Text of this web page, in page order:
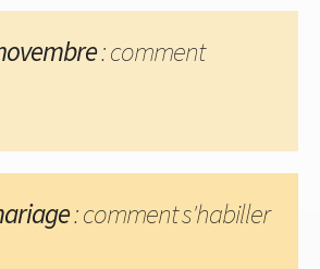
: comment
: comment s'habiller